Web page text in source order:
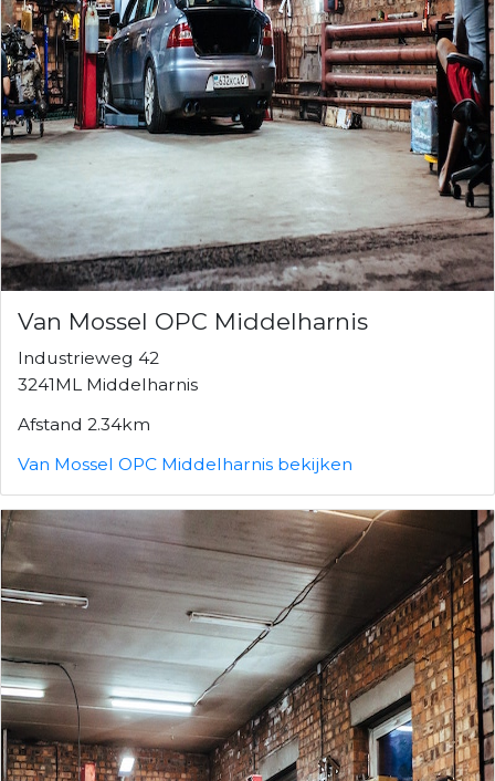
Van Mossel OPC Middelharnis
Industrieweg 42
3241ML Middelharnis
Afstand 2.34km
Van Mossel OPC Middelharnis bekijken